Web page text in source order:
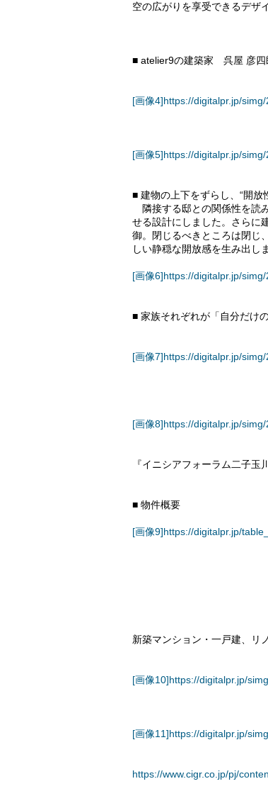
空の広がりを享受できるデザ
■ atelier9の建築家 呉屋 彦四
[画像4]https://digitalpr.jp/
[画像5]https://digitalpr.jp/
■ 建物の上下をずらし、“開放
隣接する邸との関係性を読
せる設計にしました。さらに
御。閉じるべきところは閉じ
しい静穏な開放感を生み出し
[画像6]https://digitalpr.jp/
■ 家族それぞれが「自分だけ
[画像7]https://digitalpr.jp/
[画像8]https://digitalpr.jp/
『イニシアフォーラム二子
■ 物件概要
[画像9]https://digitalpr.jp/
新築マンション・一戸建、リ
[画像10]https://digitalpr.jp/
[画像11]https://digitalpr.jp/
https://www.cigr.co.jp/pj/